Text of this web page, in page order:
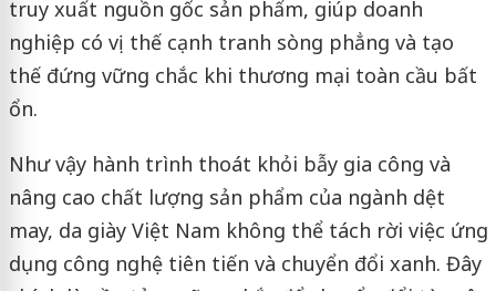
truy xuất nguồn gốc sản phẩm, giúp doanh
nghiệp có vị thế cạnh tranh sòng phẳng và tạo
thế đứng vững chắc khi thương mại toàn cầu bất
ổn.
Như vậy hành trình thoát khỏi bẫy gia công và
nâng cao chất lượng sản phẩm của ngành dệt
may, da giày Việt Nam không thể tách rời việc ứng
dụng công nghệ tiên tiến và chuyển đổi xanh. Đây